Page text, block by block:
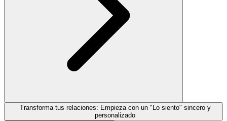
Transforma tus relaciones: Empieza con un "Lo siento" sincero y
personalizado